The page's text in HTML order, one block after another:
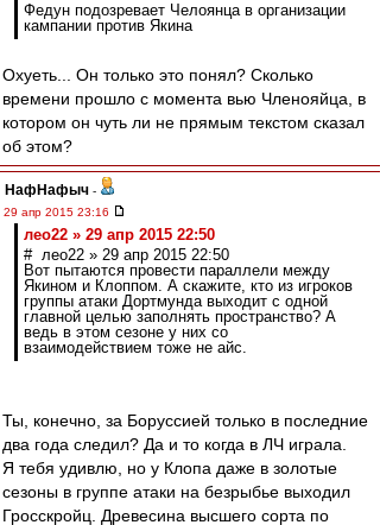
Федун подозревает Челоянца в организации
кампании против Якина
Охуеть... Он только это понял? Сколько
времени прошло с момента вью Членояйца, в
котором он чуть ли не прямым текстом сказал
об этом?
НафНафыч -
29 апр 2015 23:16
лео22 » 29 апр 2015 22:50
# лео22 » 29 апр 2015 22:50
Вот пытаются провести параллели между
Якином и Клоппом. А скажите, кто из игроков
группы атаки Дортмунда выходит с одной
главной целью заполнять пространство? А
ведь в этом сезоне у них со
взаимодействием тоже не айс.
Ты, конечно, за Боруссией только в последние
два года следил? Да и то когда в ЛЧ играла.
Я тебя удивлю, но у Клопа даже в золотые
сезоны в группе атаки на безрыбье выходил
Гросскройц. Древесина высшего сорта по